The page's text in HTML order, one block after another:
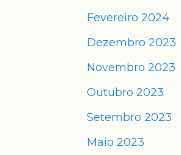
Fevereiro 2024
Dezembro 2023
Novembro 2023
Outubro 2023
Setembro 2023
Maio 2023